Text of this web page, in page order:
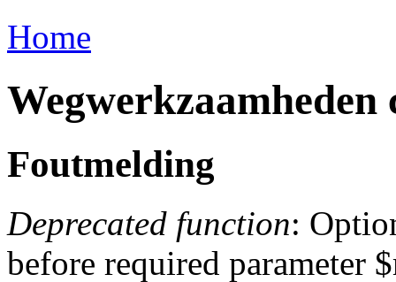
Home
Wegwerkzaamheden
Foutmelding
Deprecated function:
before required parameter